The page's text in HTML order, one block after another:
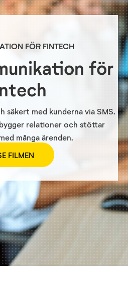
FÖR FINTECH
för
säkert med kunderna via SMS.
relationer och stöttar
många ärenden.
FILMEN